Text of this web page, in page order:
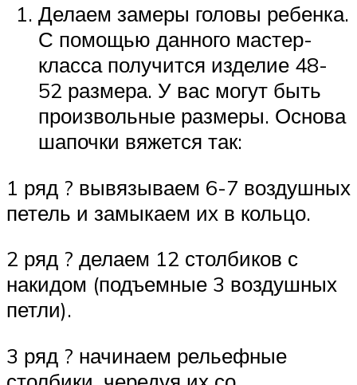
Делаем замеры головы ребенка.
С помощью данного мастер-
класса получится изделие 48-
52 размера. У вас могут быть
произвольные размеры. Основа
шапочки вяжется так:
1 ряд ? вывязываем 6-7 воздушных
петель и замыкаем их в кольцо.
2 ряд ? делаем 12 столбиков с
накидом (подъемные 3 воздушных
петли).
3 ряд ? начинаем рельефные